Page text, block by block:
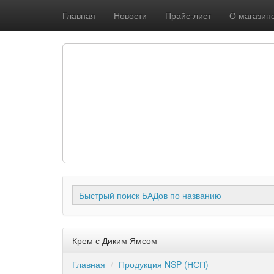
Главная Новости Прайс-лист О
Быстрый поиск БАДов по названию
Крем с Диким Ямсом
Главная
Продукция NSP (НСП)